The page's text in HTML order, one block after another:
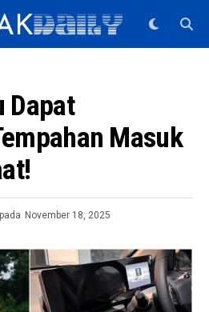
Dapat
Masuk
November 18, 2025